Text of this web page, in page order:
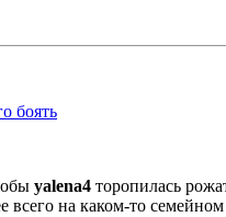
боять
yalena4 торопилась
всего на каком-то